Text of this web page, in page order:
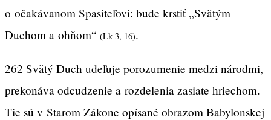
o očakávanom Spasiteľovi: bude krstiť „Svätým
Duchom a ohňom“ (Lk 3, 16).
262 Svätý Duch udeľuje porozumenie medzi národmi,
prekonáva odcudzenie a rozdelenia zasiate hriechom.
Tie sú v Starom Zákone opísané obrazom Babylonskej